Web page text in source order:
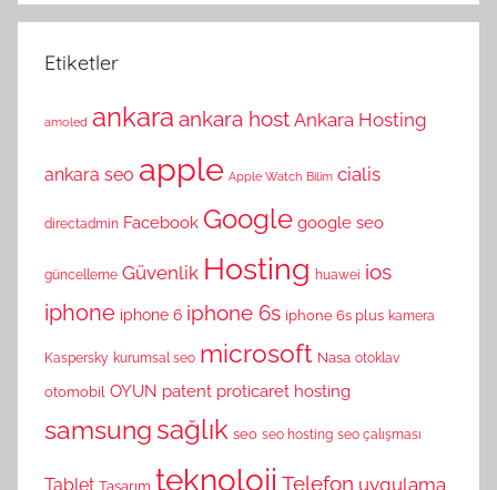
Etiketler
amoled ankara ankara host Ankara Hosting
ankara seo apple Apple Watch Bilim cialis
directadmin Facebook Google google seo
güncelleme Güvenlik Hosting huawei ios
iphone iphone 6 iphone 6s iphone 6s plus kamera
Kaspersky kurumsal seo microsoft Nasa otoklav
otomobil OYUN patent proticaret hosting
samsung sağlık seo seo hosting seo çalışması
Tablet Tasarım teknoloji Telefon uygulama